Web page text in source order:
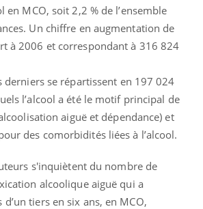
en MCO, soit 2,2 % de l’ensemble
Un chiffre en augmentation de
à 2006 et correspondant à 316 824
derniers se répartissent en 197 024
l’alcool a été le motif principal de
aiguë et dépendance) et
des comorbidités liées à l’alcool.
s'inquiètent du nombre de
alcoolique aiguë qui a
tiers en six ans, en MCO,